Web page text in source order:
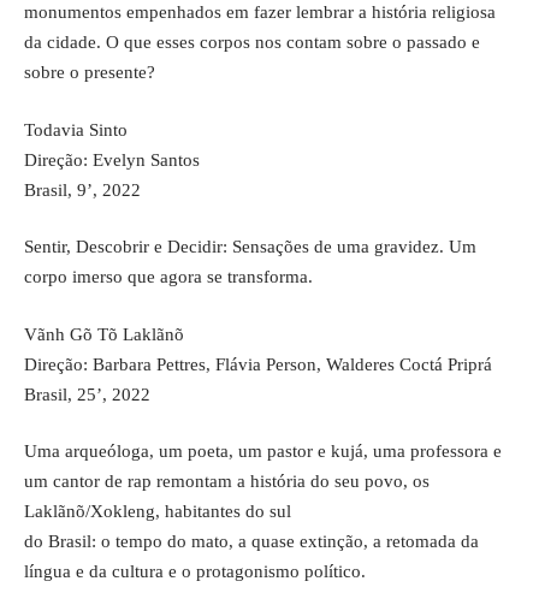
monumentos empenhados em fazer lembrar a história religiosa
da cidade. O que esses corpos nos contam sobre o passado e
sobre o presente?
Todavia Sinto
Direção: Evelyn Santos
Brasil, 9’, 2022
Sentir, Descobrir e Decidir: Sensações de uma gravidez. Um
corpo imerso que agora se transforma.
Vãnh Gõ Tõ Laklãnõ
Direção: Barbara Pettres, Flávia Person, Walderes Coctá Priprá
Brasil, 25’, 2022
Uma arqueóloga, um poeta, um pastor e kujá, uma professora e
um cantor de rap remontam a história do seu povo, os
Laklãnõ/Xokleng, habitantes do sul
do Brasil: o tempo do mato, a quase extinção, a retomada da
língua e da cultura e o protagonismo político.